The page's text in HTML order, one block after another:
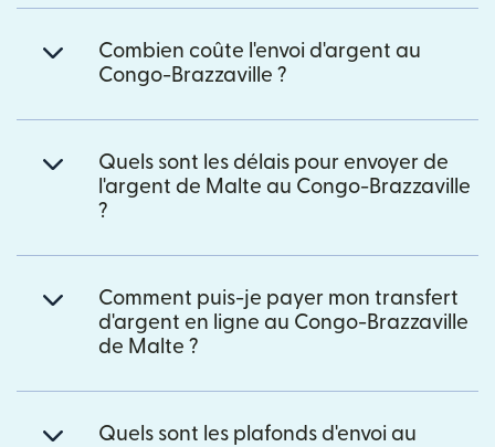
Combien coûte l'envoi d'argent au
Congo-Brazzaville ?
Quels sont les délais pour envoyer de
l'argent de Malte au Congo-Brazzaville
?
Comment puis-je payer mon transfert
d'argent en ligne au Congo-Brazzaville
de Malte ?
Quels sont les plafonds d'envoi au